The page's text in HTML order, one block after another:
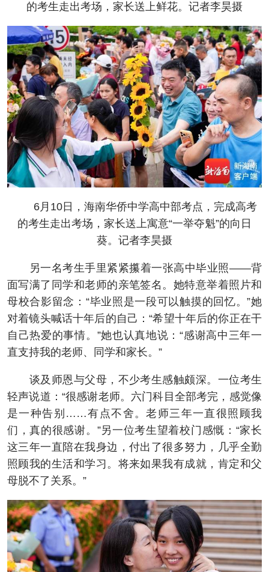
的考生走出考场，家长送上鲜花。记者李昊摄
6月10日，海南华侨中学高中部考点，完成高考
的考生走出考场，家长送上寓意“一举夺魁”的向日
葵。记者李昊摄
另一名考生手里紧紧攥着一张高中毕业照——背
面写满了同学和老师的亲笔签名。她特意举着照片和
母校合影留念：“毕业照是一段可以触摸的回忆。”她
对着镜头喊话十年后的自己：“希望十年后的你正在干
自己热爱的事情。”她也认真地说：“感谢高中三年一
直支持我的老师、同学和家长。”
谈及师恩与父母，不少考生感触颇深。一位考生
轻声说道：“很感谢老师。六门科目全部考完，感觉像
是一种告别……有点不舍。老师三年一直很照顾我
们，真的很感谢。”另一位考生望着校门感慨：“家长
这三年一直陪在我身边，付出了很多努力，几乎全勤
照顾我的生活和学习。将来如果我有成就，肯定和父
母脱不了关系。”